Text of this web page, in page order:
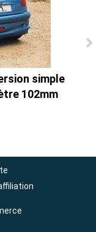
avec
GT & V6
simple
102mm